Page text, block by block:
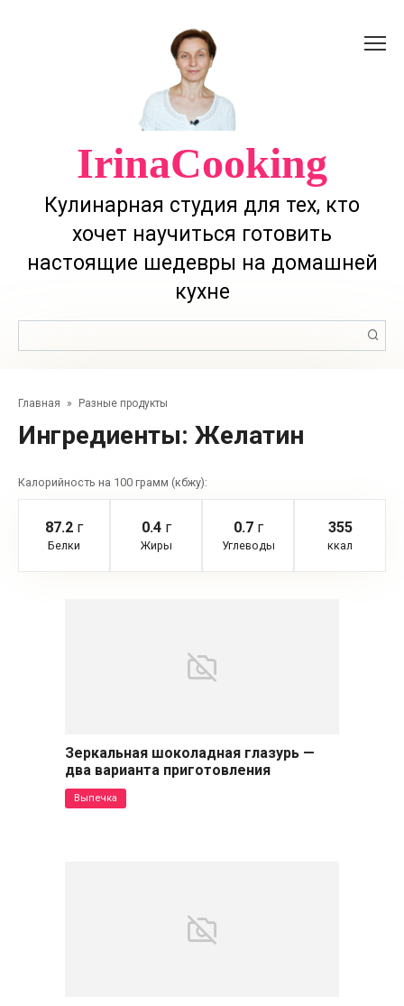
IrinaCooking
Кулинарная студия для тех, кто
хочет научиться готовить
настоящие шедевры на домашней
кухне
Главная » Разные продукты
Ингредиенты: Желатин
Калорийность на 100 грамм (кбжу):
87.2 г
Белки
0.4г
Жиры
0.7г
Углеводы
355
ккал
Зеркальная шоколадная глазурь —
два варианта приготовления
Выпечка